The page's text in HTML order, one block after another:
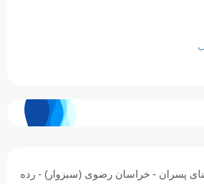
پسران - خراسان رضوی (سبزوار) - رده